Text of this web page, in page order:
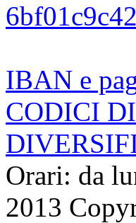
IBAN e
CODICI
Orari: da
2013